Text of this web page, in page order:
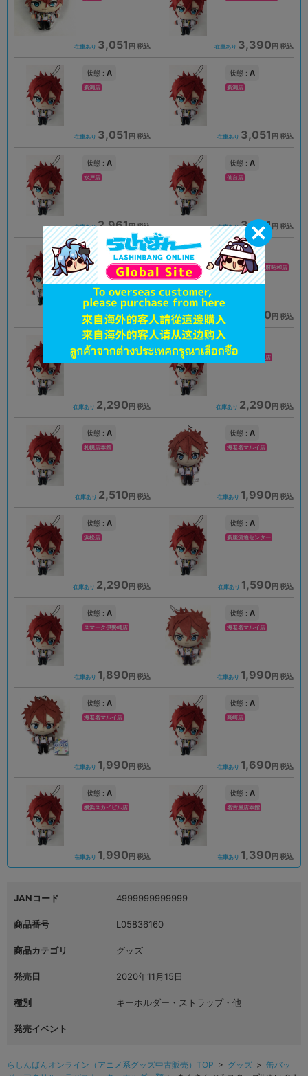
在庫あり 3,051 円 税込 在庫あり 3,390円 税込
状態 : A
新潟店
在庫あり 3,051 円 税込
状態 : A
新潟店
在庫あり 3,051 円 税込
状態 : A
水戸店
在庫あり 2,961円 税込
状態 : A
仙台店
在庫あり 3,051円 税込
状態 : A
イオンモール新利府店
在庫あり 2,510円 税込
状態 :A
イオンモール甲府昭和店
在庫あり 2,510円 税込
状態 : B
イオンモール徳島店
在庫あり 2,290円 税込
状態 :
モラージュ菖蒲店
在庫あり 2,290円 税込
状態 : A
札幌店本館
在庫あり 2,510円 税込
状態 : A
海老名マルイ店
在庫あり 1,990円 税込
状態 : A
浜松店
在庫あり 2,290円 税込
状態 : A
新座流通センター
在庫あり 1,590円 税込
状態 : A
スマーク伊勢崎店
在庫あり 1,890円 税込
状態 : A
海老名マルイ店
在庫あり 1,990円 税込
状態 : A
海老名マルイ店
在庫あり 1,990円 税込
状態 : A
高崎店
在庫あり 1,690円 税込
状態 : A
横浜スカイビル店
在庫あり 1,990円 税込
状態 : A
名古屋店本館
在庫あり 1,390円 税込
JANコード 4999999999999
商品番号 L05836160
商品カテゴリ グッズ
発売日 2020年11月15日
種別 キーホルダー・ストラップ・他
発売イベント
らしんばんオンライン（アニメ系グッズ中古販売）TOP > グッズ > 缶バッ